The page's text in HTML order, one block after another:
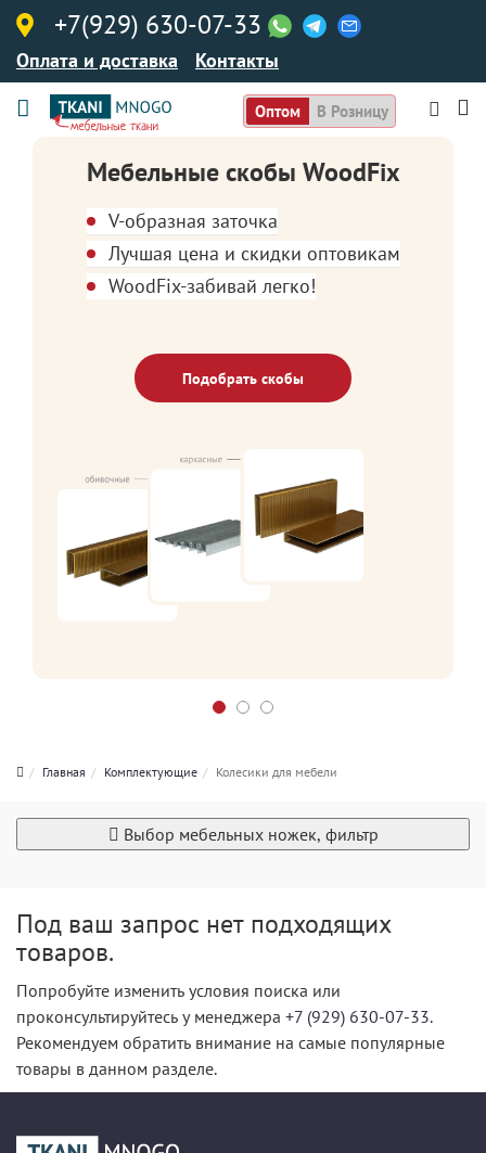
+7(929) 630-07-33
Оплата и доставка Контакты
Оптом В Розницу
Мебельные скобы WoodFix
V-образная заточка
Лучшая цена и скидки оптовикам
WoodFix-забивай легко!
Подобрать скобы
Главная Комплектующие Колесики для мебели
Выбор мебельных ножек, фильтр
Под ваш запрос нет подходящих
товаров.
Попробуйте изменить условия поиска или
проконсультируйтесь у менеджера +7 (929) 630-07-33.
Рекомендуем обратить внимание на самые популярные
товары в данном разделе.